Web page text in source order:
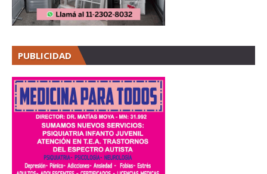
PUBLICIDAD